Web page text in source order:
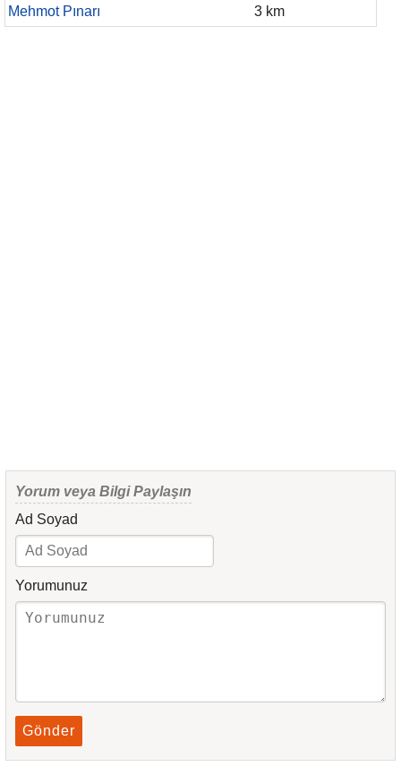
Mehmot Pınarı
3 km
Yorum veya Bilgi Paylaşın
Ad Soyad
Yorumunuz
Gönder